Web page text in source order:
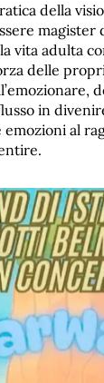
della
vita adulta
delle
in
al